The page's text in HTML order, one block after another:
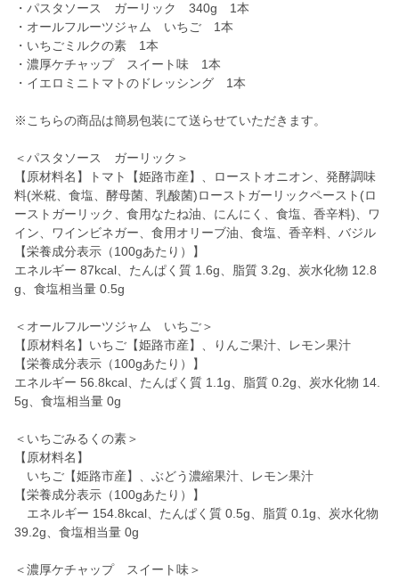
・パスタソース ガーリック 340g 1本
・オールフルーツジャム いちご 1本
・いちごミルクの素 1本
・濃厚ケチャップ スイート味 1本
・イエロミニトマトのドレッシング 1本
※こちらの商品は簡易包装にて送らせていただきます。
＜パスタソース ガーリック＞
【原材料名】トマト【姫路市産】、ローストオニオン、発酵調味
料(米糀、食塩、酵母菌、乳酸菌)ローストガーリックペースト(ロ
ーストガーリック、食用なたね油、にんにく、食塩、香辛料)、ワ
イン、ワインビネガー、食用オリーブ油、食塩、香辛料、バジル
【栄養成分表示（100gあたり）】
エネルギー 87kcal、たんぱく質 1.6g、脂質 3.2g、炭水化物 12.8
g、食塩相当量 0.5g
＜オールフルーツジャム いちご＞
【原材料名】いちご【姫路市産】、りんご果汁、レモン果汁
【栄養成分表示（100gあたり）】
エネルギー 56.8kcal、たんぱく質 1.1g、脂質 0.2g、炭水化物 14.
5g、食塩相当量 0g
＜いちごみるくの素＞
【原材料名】
いちご【姫路市産】、ぶどう濃縮果汁、レモン果汁
【栄養成分表示（100gあたり）】
エネルギー 154.8kcal、たんぱく質 0.5g、脂質 0.1g、炭水化物
39.2g、食塩相当量 0g
＜濃厚ケチャップ スイート味＞